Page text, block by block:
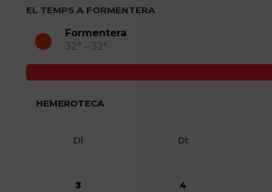
EL TEMPS A FORMENTERA
Formentera
32° – 32°
HEMEROTECA
Dl Dt
3
4